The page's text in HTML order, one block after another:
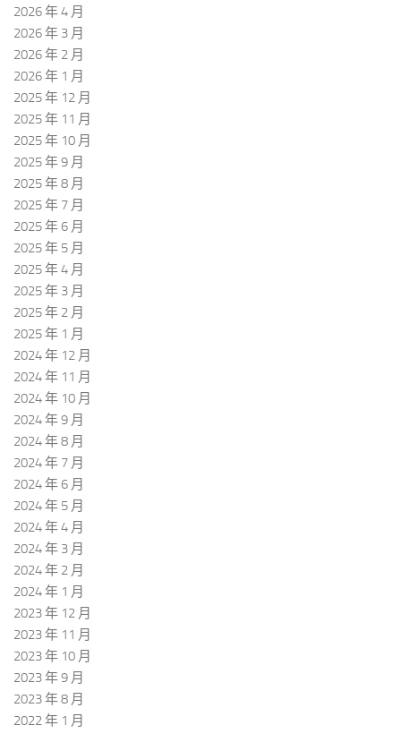
2026 年 4 月
2026 年 3 月
2026 年 2 月
2026 年 1 月
2025 年 12 月
2025 年 11 月
2025 年 10 月
2025 年 9 月
2025 年 8 月
2025 年 7 月
2025 年 6 月
2025 年 5 月
2025 年 4 月
2025 年 3 月
2025 年 2 月
2025 年 1 月
2024 年 12 月
2024 年 11 月
2024 年 10 月
2024 年 9 月
2024 年 8 月
2024 年 7 月
2024 年 6 月
2024 年 5 月
2024 年 4 月
2024 年 3 月
2024 年 2 月
2024 年 1 月
2023 年 12 月
2023 年 11 月
2023 年 10 月
2023 年 9 月
2023 年 8 月
2022 年 1 月